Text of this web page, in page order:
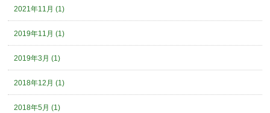
2021年11月 (1)
2019年11月 (1)
2019年3月 (1)
2018年12月 (1)
2018年5月 (1)